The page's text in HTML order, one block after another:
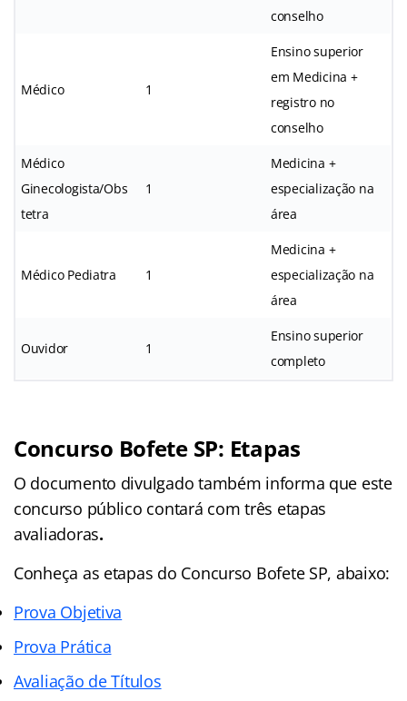
conselho
Médico 1
Ensino superior
em Medicina +
registro no
conselho
Médico
Ginecologista/Obs
tetra
1
Medicina +
especialização na
área
Médico Pediatra 1
Medicina +
especialização na
área
Ouvidor 1
Ensino superior
completo
Concurso Bofete SP: Etapas
O documento divulgado também informa que este
concurso público contará com três etapas
avaliadoras.
Conheça as etapas do Concurso Bofete SP, abaixo:
Prova Objetiva
Prova Prática
Avaliação de Títulos